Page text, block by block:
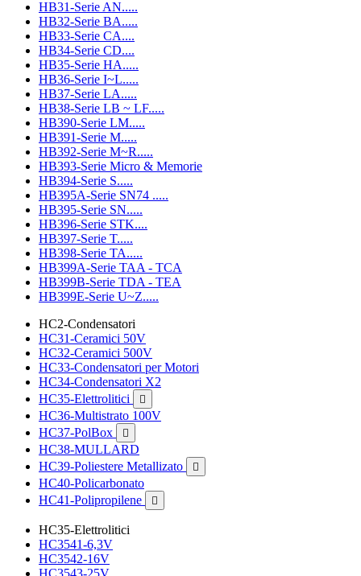
HB31-Serie AN.....
HB32-Serie BA.....
HB33-Serie CA....
HB34-Serie CD....
HB35-Serie HA.....
HB36-Serie I~L.....
HB37-Serie LA.....
HB38-Serie LB ~ LF.....
HB390-Serie LM.....
HB391-Serie M.....
HB392-Serie M~R.....
HB393-Serie Micro & Memorie
HB394-Serie S.....
HB395A-Serie SN74 .....
HB395-Serie SN.....
HB396-Serie STK....
HB397-Serie T.....
HB398-Serie TA.....
HB399A-Serie TAA - TCA
HB399B-Serie TDA - TEA
HB399E-Serie U~Z.....
HC2-Condensatori
HC31-Ceramici 50V
HC32-Ceramici 500V
HC33-Condensatori per Motori
HC34-Condensatori X2
HC35-Elettrolitici

HC36-Multistrato 100V
HC37-PolBox

HC38-MULLARD
HC39-Poliestere Metallizato

HC40-Policarbonato
HC41-Polipropilene

HC35-Elettrolitici
HC3541-6,3V
HC3542-16V
HC3543-25V